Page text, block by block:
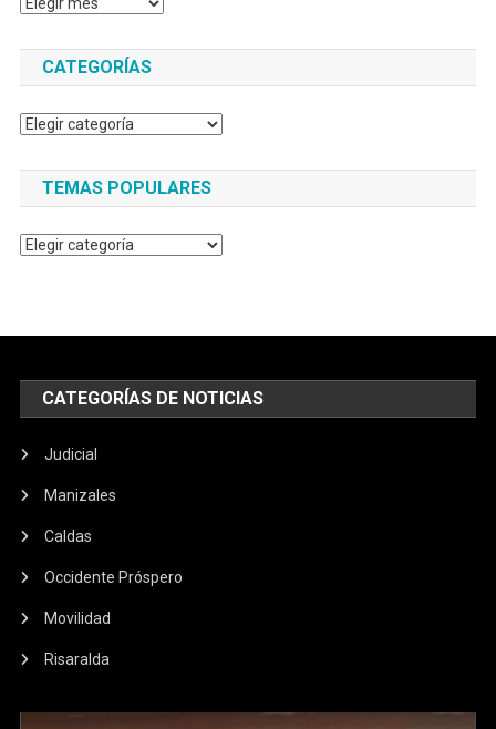
CATEGORÍAS
Categorías
TEMAS POPULARES
Temas
CATEGORÍAS DE NOTICIAS
Judicial
Manizales
Caldas
Occidente Próspero
Movilidad
Risaralda